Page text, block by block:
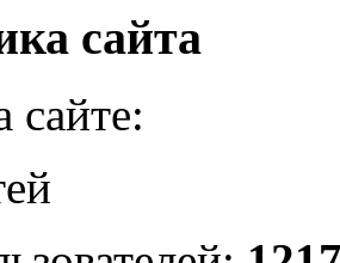
сайта
сайте: